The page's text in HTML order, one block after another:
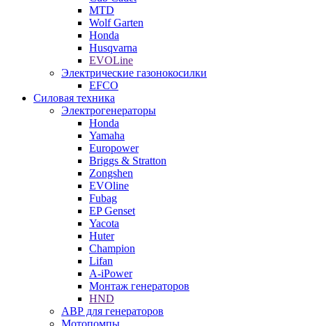
MTD
Wolf Garten
Honda
Husqvarna
EVOLine
Электрические газонокосилки
EFCO
Силовая техника
Электрогенераторы
Honda
Yamaha
Europower
Briggs & Stratton
Zongshen
EVOline
Fubag
EP Genset
Yacota
Huter
Champion
Lifan
A-iPower
Монтаж генераторов
HND
АВР для генераторов
Мотопомпы